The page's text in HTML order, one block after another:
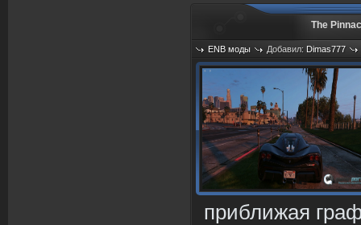
The
ENB моды Добавил: Dimas777
Просмотров: 1198
приближая